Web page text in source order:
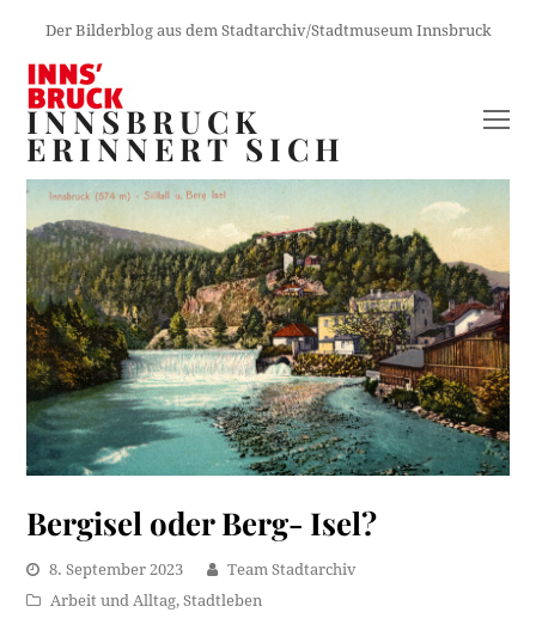
Der Bilderblog aus dem Stadtarchiv/Stadtmuseum Innsbruck
INNSBRUCK
ERINNERT SICH
Bergisel oder Berg- Isel?
8. September 2023
Team Stadtarchiv
Arbeit und Alltag,Stadtleben